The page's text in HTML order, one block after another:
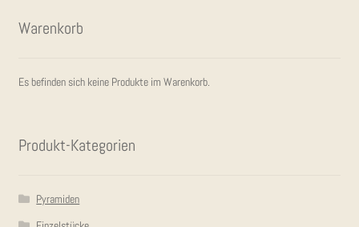
Waren­korb
Es befinden sich keine Produkte im Warenkorb.
Pro­dukt-Kate­go­rien
Pyramiden